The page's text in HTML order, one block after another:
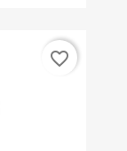
favorite_border